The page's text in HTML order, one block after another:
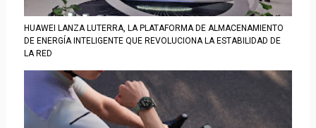
HUAWEI LANZA LUTERRA, LA PLATAFORMA DE ALMACENAMIENTO
DE ENERGÍA INTELIGENTE QUE REVOLUCIONA LA ESTABILIDAD DE
LA RED